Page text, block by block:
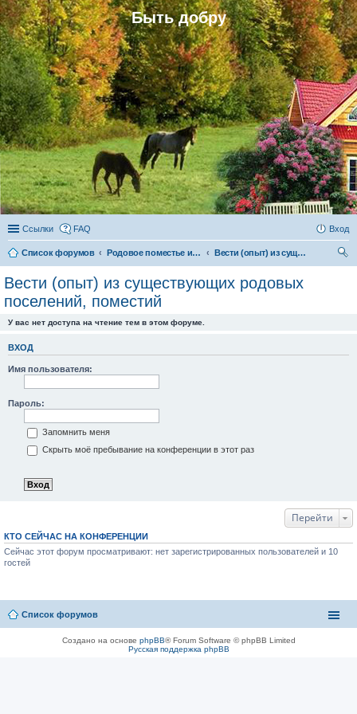
Быть добру
Ссылки FAQ Вход
Список форумов Родовое поместье и родовое поселение
Вести (опыт) из существующих родовых поселений, поместий
Вести (опыт) из существующих родовых
поселений, поместий
У вас нет доступа на чтение тем в этом форуме.
ВХОД
Имя пользователя:
Пароль:
Запомнить меня
Скрыть моё пребывание на конференции в этот раз
Перейти
КТО СЕЙЧАС НА КОНФЕРЕНЦИИ
Сейчас этот форум просматривают: нет зарегистрированных пользователей и 10
гостей
Список форумов
Создано на основе phpBB® Forum Software © phpBB Limited
Русская поддержка phpBB